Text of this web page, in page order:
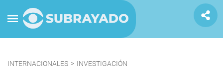
INTERNACIONALES > INVESTIGACIÓN